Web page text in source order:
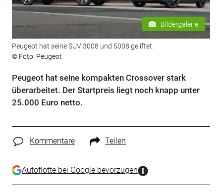
Bildergalerie
Peugeot hat seine SUV 3008 und 5008 geliftet.
© Foto: Peugeot
Peugeot hat seine kompakten Crossover stark
überarbeitet. Der Startpreis liegt noch knapp unter
25.000 Euro netto.
Kommentare Teilen
Autoflotte bei Google bevorzugen